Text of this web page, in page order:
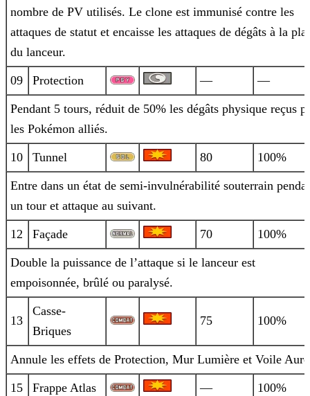
nombre de PV utilisés. Le clone est immunisé contre les
attaques de statut et encaisse les attaques de dégâts à la
du lanceur.
09 Protection — —
Pendant 5 tours, réduit de 50% les dégâts physique reçus
les Pokémon alliés.
10 Tunnel 80 100%
Entre dans un état de semi-invulnérabilité souterrain
un tour et attaque au suivant.
12 Façade 70 100%
Double la puissance de l’attaque si le lanceur est
empoisonnée, brûlé ou paralysé.
13
Casse-
Briques
75 100%
Annule les effets de Protection, Mur Lumière et Voile
15 Frappe Atlas — 100%